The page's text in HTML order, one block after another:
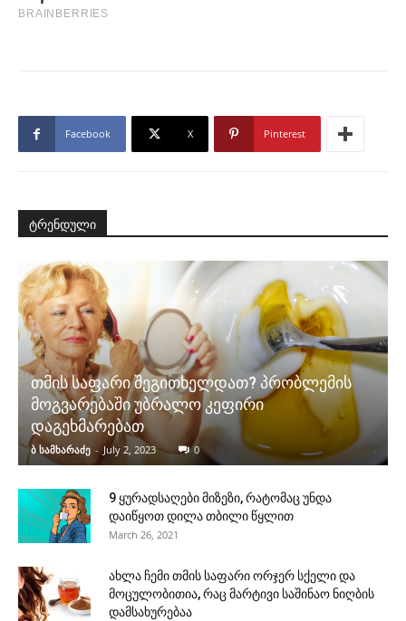
Facebook X Pinterest
ტრენდული
თმის საფარი შეგითხელდათ? პრობლემის
მოგვარებაში უბრალო კეფირი
დაგეხმარებათ
ბ სამხარაძე - July 2, 2023 0
9 ყურადსაღები მიზეზი, რატომაც უნდა
დაიწყოთ დილა თბილი წყლით
March 26, 2021
ახლა ჩემი თმის საფარი ორჯერ სქელი და
მოცულობითია, რაც მარტივი საშინაო ნიღბის
დამსახურებაა